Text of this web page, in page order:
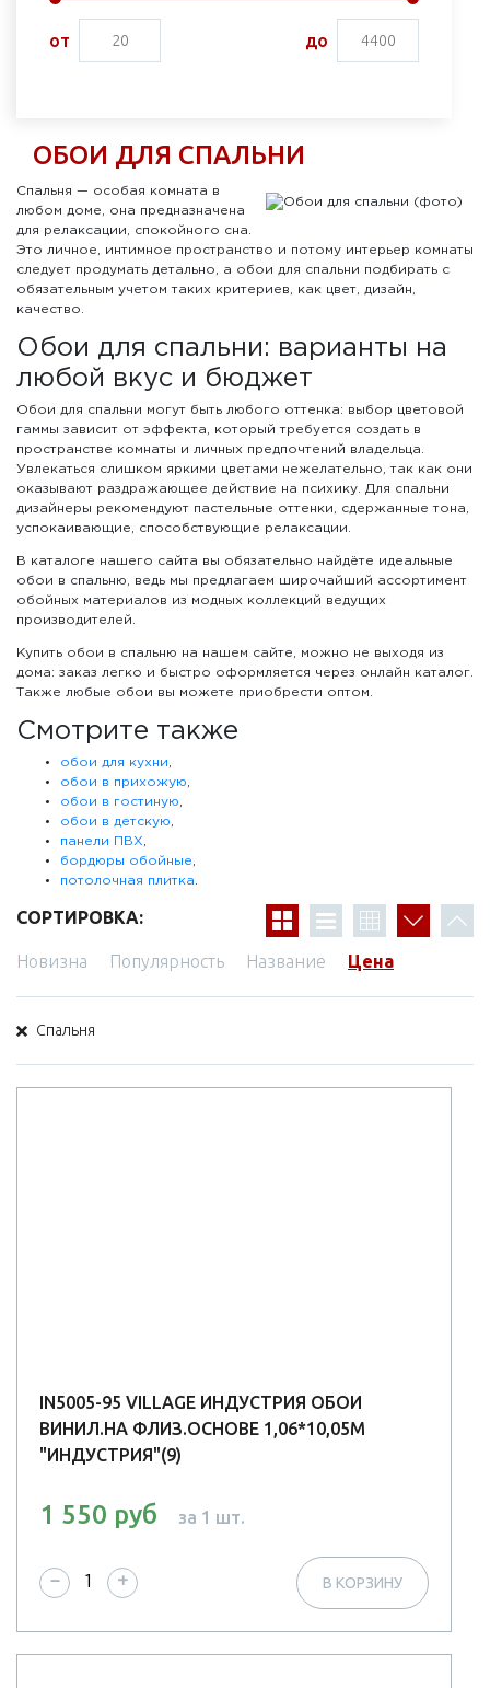
от до
ОБОИ ДЛЯ СПАЛЬНИ
Спальня — особая комната в
любом доме, она предназначена
для релаксации, спокойного сна.
Это личное, интимное пространство и потому интерьер комнаты
следует продумать детально, а обои для спальни подбирать с
обязательным учетом таких критериев, как цвет, дизайн,
качество.
Обои для спальни: варианты на
любой вкус и бюджет
Обои для спальни могут быть любого оттенка: выбор цветовой
гаммы зависит от эффекта, который требуется создать в
пространстве комнаты и личных предпочтений владельца.
Увлекаться слишком яркими цветами нежелательно, так как они
оказывают раздражающее действие на психику. Для спальни
дизайнеры рекомендуют пастельные оттенки, сдержанные тона,
успокаивающие, способствующие релаксации.
В каталоге нашего сайта вы обязательно найдёте идеальные
обои в спальню, ведь мы предлагаем широчайший ассортимент
обойных материалов из модных коллекций ведущих
производителей.
Купить обои в спальню на нашем сайте, можно не выходя из
дома: заказ легко и быстро оформляется через онлайн каталог.
Также любые обои вы можете приобрести оптом.
Смотрите также
обои для кухни
обои в прихожую
обои в гостиную
обои в детскую
панели ПВХ
бордюры обойные
потолочная плитка
СОРТИРОВКА:
Новизна Популярность Название Цена
Спальня
IN5005-95 VILLAGE ИНДУСТРИЯ ОБОИ
ВИНИЛ.НА ФЛИЗ.ОСНОВЕ 1,06*10,05М
"ИНДУСТРИЯ"(9)
1 550 руб за 1 шт.
− + В КОРЗИНУ